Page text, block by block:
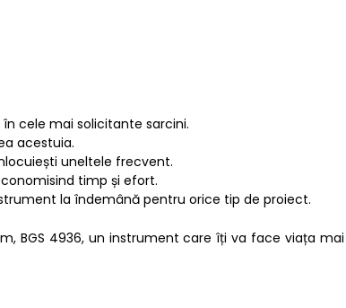
cele mai solicitante sarcini.
acestuia.
uneltele frecvent.
timp și efort.
la îndemână pentru orice tip de proiect.
BGS 4936, un instrument care îți va face viața mai